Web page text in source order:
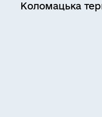
Коломацька